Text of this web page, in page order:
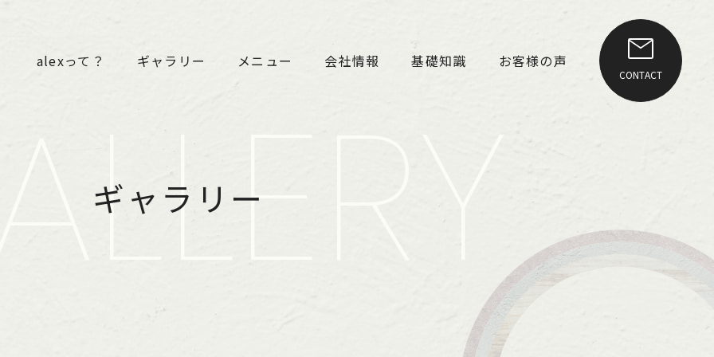
alexって？ ギャラリー メニュー 会社情報 基礎知識 お客様の声
CONTACT
ギャラリー